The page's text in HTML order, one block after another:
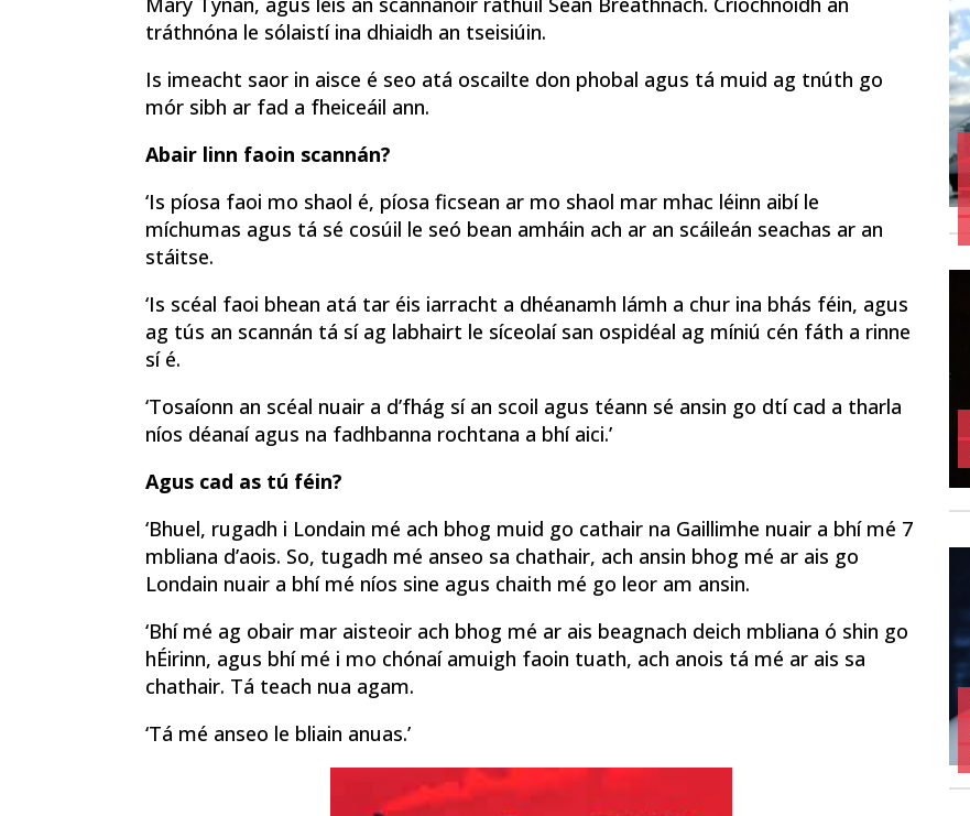
tráthnóna le sólaistí ina dhiaidh an tseisiúin.
Is imeacht saor in aisce é seo atá oscailte don phobal agus tá muid ag tnúth go
mór sibh ar fad a fheiceáil ann.
Abair linn faoin scannán?
‘Is píosa faoi mo shaol é, píosa ficsean ar mo shaol mar mhac léinn aibí le
míchumas agus tá sé cosúil le seó bean amháin ach ar an scáileán seachas ar an
stáitse.
‘Is scéal faoi bhean atá tar éis iarracht a dhéanamh lámh a chur ina bhás féin, agus
ag tús an scannán tá sí ag labhairt le síceolaí san ospidéal ag míniú cén fáth a rinne
sí é.
‘Tosaíonn an scéal nuair a d’fhág sí an scoil agus téann sé ansin go dtí cad a tharla
níos déanaí agus na fadhbanna rochtana a bhí aici.’
Agus cad as tú féin?
‘Bhuel, rugadh i Londain mé ach bhog muid go cathair na Gaillimhe nuair a bhí mé 7
mbliana d’aois. So, tugadh mé anseo sa chathair, ach ansin bhog mé ar ais go
Londain nuair a bhí mé níos sine agus chaith mé go leor am ansin.
‘Bhí mé ag obair mar aisteoir ach bhog mé ar ais beagnach deich mbliana ó shin go
hÉirinn, agus bhí mé i mo chónaí amuigh faoin tuath, ach anois tá mé ar ais sa
chathair. Tá teach nua agam.
‘Tá mé anseo le bliain anuas.’